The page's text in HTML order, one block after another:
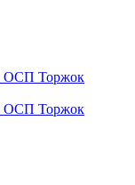
ОСП Торжок
ОСП Торжок